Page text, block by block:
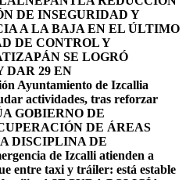
DE INSEGURIDAD Y
A LA BAJA EN EL ÚLTIMO
DE CONTROL Y
SE LOGRÓ
DAR 29 EN
Ayuntamiento de Izcallia
actividades, tras reforzar
GOBIERNO DE
DE ÁREAS
DISCIPLINA DE
de Izcalli atienden a
entre taxi y tráiler: está estable